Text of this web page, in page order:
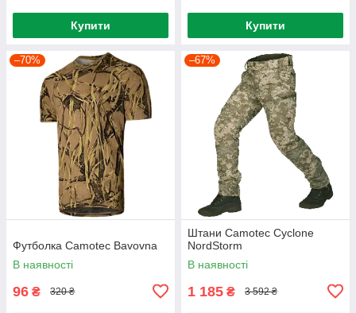
Купити Купити
–70%
Футболка Camotec Bavovna
В наявності
96 ₴ 320 ₴
–67%
Штани Camotec Cyclone
NordStorm
В наявності
1 185 ₴ 3 592 ₴